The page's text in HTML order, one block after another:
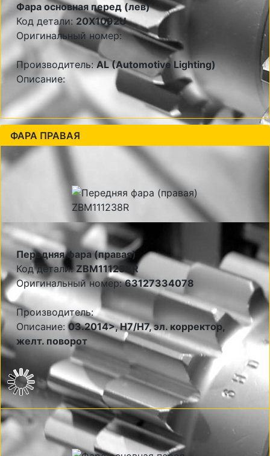
Фара основная перед (лев)
Код детали: 20X1092U
Оригинальный номер:
Производитель:AL (Automotive Lighting)
Описание:
ФАРА ПРАВАЯ
Передняя фара (правая)
Код детали:ZBM111238R
Оригинальный номер:63127334078
Производитель:
Описание:03.2014>, H7/H7, эл. корректор,
желт. поворот